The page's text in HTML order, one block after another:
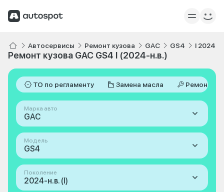
Автосервисы Ремонт кузова GAC GS4 I 2024-
Ремонт кузова GAC GS4 I (2024-н.в.)
ТО по регламенту Замена масла Ремонт
Марка авто
GAC
Модель
GS4
Поколение
2024-н.в. (I)